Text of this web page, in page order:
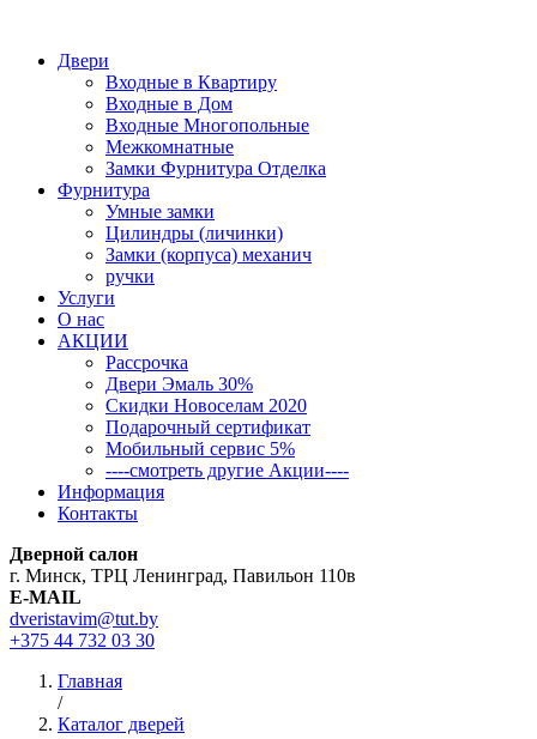
Двери
Входные в Квартиру
Входные в Дом
Входные Многопольные
Межкомнатные
Замки Фурнитура Отделка
Фурнитура
Умные замки
Цилиндры (личинки)
Замки (корпуса) механич
ручки
Услуги
О нас
АКЦИИ
Рассрочка
Двери Эмаль 30%
Скидки Новоселам 2020
Подарочный сертификат
Мобильный сервис 5%
----смотреть другие Акции----
Информация
Контакты
Дверной салон
г. Минск, ТРЦ Ленинград, Павильон 110в
E-MAIL
dveristavim@tut.by
+375 44 732 03 30
Главная
/
Каталог дверей